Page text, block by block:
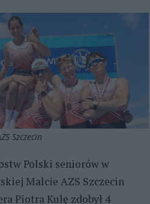
Szczecin
Polski seniorów w
Malcie AZS Szczecin
Piotra Kulę zdobył 4